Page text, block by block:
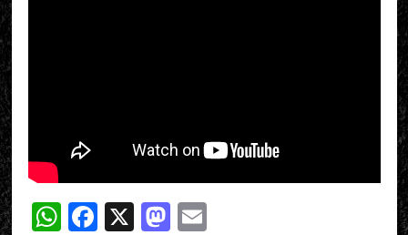
WhatsApp
Facebook
X Mastodon
Email